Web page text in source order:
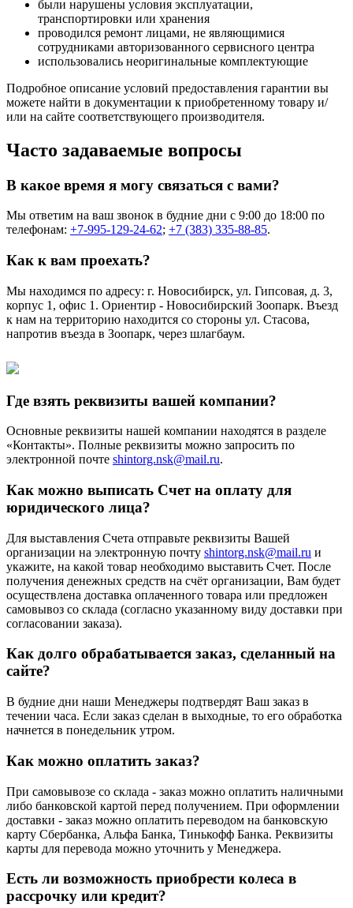
были нарушены условия эксплуатации,
транспортировки или хранения
проводился ремонт лицами, не являющимися
сотрудниками авторизованного сервисного центра
использовались неоригинальные комплектующие
Подробное описание условий предоставления гарантии вы
можете найти в документации к приобретенному товару и/
или на сайте соответствующего производителя.
Часто задаваемые вопросы
В какое время я могу связаться с вами?
Мы ответим на ваш звонок в будние дни с 9:00 до 18:00 по
телефонам: +7-995-129-24-62; +7 (383) 335-88-85.
Как к вам проехать?
Мы находимся по адресу: г. Новосибирск, ул. Гипсовая, д. 3,
корпус 1, офис 1. Ориентир - Новосибирский Зоопарк. Въезд
к нам на территорию находится со стороны ул. Стасова,
напротив въезда в Зоопарк, через шлагбаум.
Где взять реквизиты вашей компании?
Основные реквизиты нашей компании находятся в разделе
«Контакты». Полные реквизиты можно запросить по
электронной почте shintorg.nsk@mail.ru.
Как можно выписать Счет на оплату для
юридического лица?
Для выставления Счета отправьте реквизиты Вашей
организации на электронную почту shintorg.nsk@mail.ru и
укажите, на какой товар необходимо выставить Счет. После
получения денежных средств на счёт организации, Вам будет
осуществлена доставка оплаченного товара или предложен
самовывоз со склада (согласно указанному виду доставки при
согласовании заказа).
Как долго обрабатывается заказ, сделанный на
сайте?
В будние дни наши Менеджеры подтвердят Ваш заказ в
течении часа. Если заказ сделан в выходные, то его обработка
начнется в понедельник утром.
Как можно оплатить заказ?
При самовывозе со склада - заказ можно оплатить наличными
либо банковской картой перед получением. При оформлении
доставки - заказ можно оплатить переводом на банковскую
карту Сбербанка, Альфа Банка, Тинькофф Банка. Реквизиты
карты для перевода можно уточнить у Менеджера.
Есть ли возможность приобрести колеса в
рассрочку или кредит?